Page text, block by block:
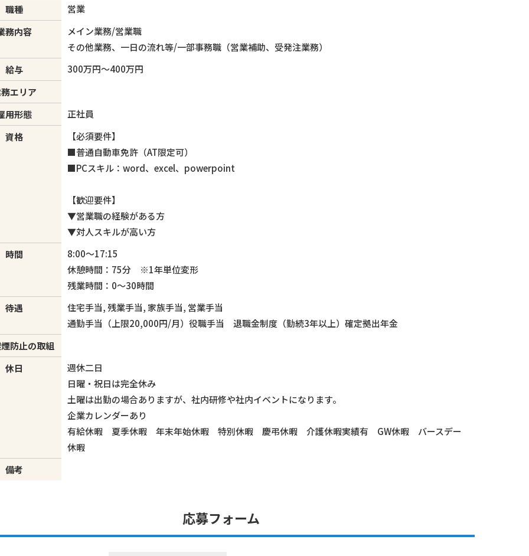
職種
営業
務内容
メイン業務/営業職
その他業務、一日の流れ等/一部事務職（営業補助、受発注業務）
給与
300万円〜400万円
エリア
用形態
正社員
資格
【必須要件】
■普通自動車免許（AT限定可）
■PCスキル：word、excel、powerpoint
【歓迎要件】
▼営業職の経験がある方
▼対人スキルが高い方
時間
8:00〜17:15
休憩時間：75分 ※1年単位変形
残業時間：0〜30時間
待遇
住宅手当, 残業手当, 家族手当, 営業手当
通勤手当（上限20,000円/月）役職手当 退職金制度（勤続3年以上）確定拠出年金
防止の取組
休日
週休二日
日曜・祝日は完全休み
土曜は出勤の場合ありますが、社内研修や社内イベントになります。
企業カレンダーあり
有給休暇 夏季休暇 年末年始休暇 特別休暇 慶弔休暇 介護休暇実績有 GW休暇 バースデー
休暇
備考
応募フォーム